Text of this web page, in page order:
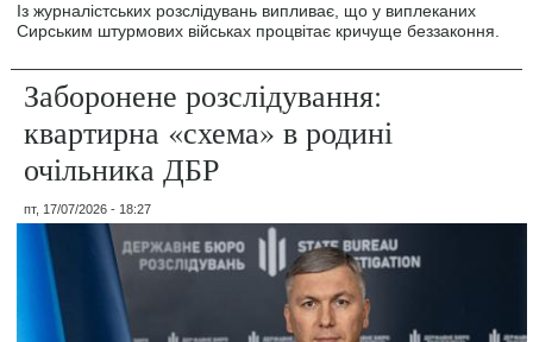
Із журналістських розслідувань випливає, що у виплеканих
Сирським штурмових військах процвітає кричуще беззаконня.
Заборонене розслідування:
квартирна «схема» в родині
очільника ДБР
пт, 17/07/2026 - 18:27